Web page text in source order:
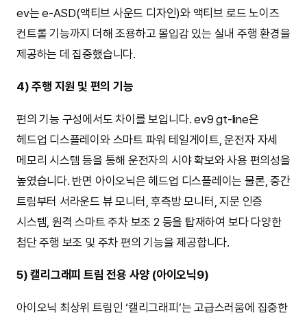
ev는 e-ASD(액티브 사운드 디자인)와 액티브 로드 노이즈
컨트롤 기능까지 더해 조용하고 몰입감 있는 실내 주행 환경을
제공하는 데 집중했습니다.
4) 주행 지원 및 편의 기능
편의 기능 구성에서도 차이를 보입니다. ev9 gt-line은
헤드업 디스플레이와 스마트 파워 테일게이트, 운전자 자세
메모리 시스템 등을 통해 운전자의 시야 확보와 사용 편의성을
높였습니다. 반면 아이오닉은 헤드업 디스플레이는 물론, 중간
트림부터 서라운드 뷰 모니터, 후측방 모니터, 지문 인증
시스템, 원격 스마트 주차 보조 2 등을 탑재하여 보다 다양한
첨단 주행 보조 및 주차 편의 기능을 제공합니다.
5) 캘리그래피 트림 전용 사양 (아이오닉9)
아이오닉 최상위 트림인 ‘캘리그래피’는 고급스러움에 집중한